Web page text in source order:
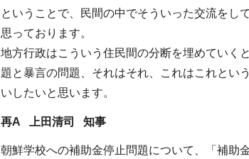
ということで、民間の中でそういった交流をし
思っております。
地方行政はこういう住民間の分断を埋めていく
題と暴言の問題、それはそれ、これはこれとい
いしたいと思います。
再A 上田清司 知事
朝鮮学校への補助金停止問題について、「補助